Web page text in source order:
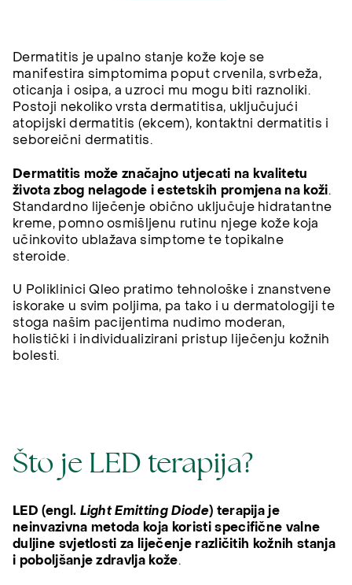
Dermatitis je upalno stanje kože koje se
manifestira simptomima poput crvenila, svrbeža,
oticanja i osipa, a uzroci mu mogu biti raznoliki.
Postoji nekoliko vrsta dermatitisa, uključujući
atopijski dermatitis (ekcem), kontaktni dermatitis i
seboreični dermatitis.
Dermatitis može značajno utjecati na kvalitetu
života zbog nelagode i estetskih promjena na koži.
Standardno liječenje obično uključuje hidratantne
kreme, pomno osmišljenu rutinu njege kože koja
učinkovito ublažava simptome te topikalne
steroide.
U Poliklinici Qleo pratimo tehnološke i znanstvene
iskorake u svim poljima, pa tako i u dermatologiji te
stoga našim pacijentima nudimo moderan,
holistički i individualizirani pristup liječenju kožnih
bolesti.
Što je LED terapija?
LED (engl. Light Emitting Diode) terapija je
neinvazivna metoda koja koristi specifične valne
duljine svjetlosti za liječenje različitih kožnih stanja
i poboljšanje zdravlja kože.